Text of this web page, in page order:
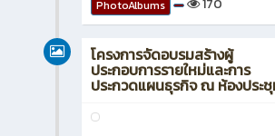
PhotoAlbums 0